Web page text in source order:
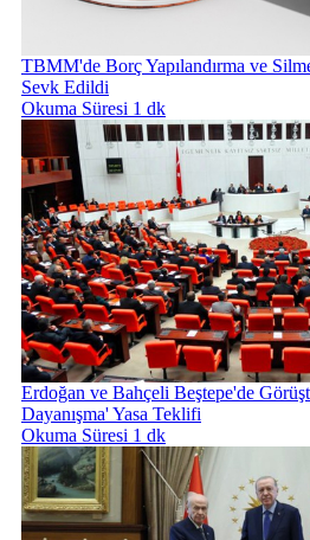
TBMM'de Borç Yapılandırma ve
Sevk Edildi
Okuma Süresi 1 dk
Erdoğan ve Bahçeli Beştepe'de
Dayanışma' Yasa Teklifi
Okuma Süresi 1 dk